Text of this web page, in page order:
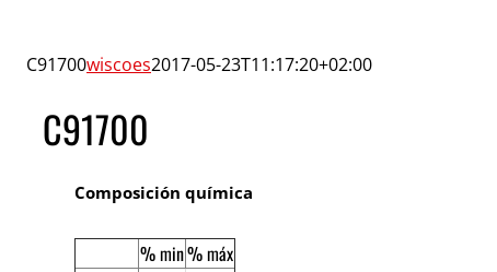
C91700wiscoes2017-05-23T11:17:20+02:00
C91700
Composición química
% min% máx